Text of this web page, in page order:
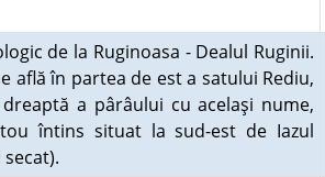
de la Ruginoasa - Dealul Ruginii.
află în partea de est a satului Rediu,
a pârâului cu acelaşi nume,
întins situat la sud-est de Iazul
secat).